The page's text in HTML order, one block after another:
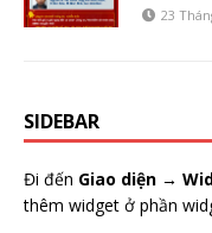
23
SIDEBAR
Đi đến Giao diện →
thêm widget ở phần